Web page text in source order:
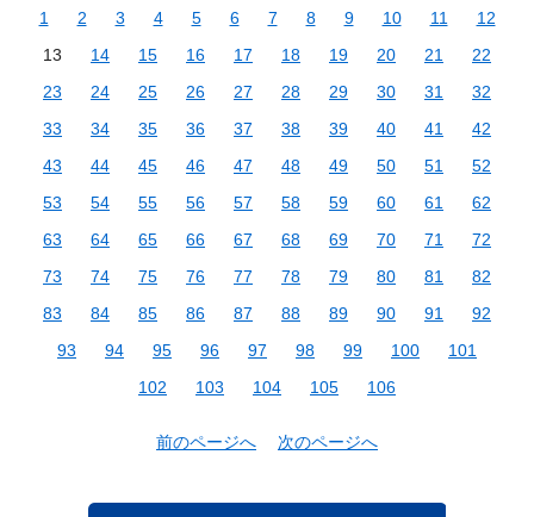
1 2 3 4 5 6 7 8 9 10 11
12
13
14 15 16 17 18 19 20 21
22
23
24 25 26 27 28 29 30 31
32
33
34 35 36 37 38 39 40 41
42
43
44 45 46 47 48 49 50 51
52
53
54 55 56 57 58 59 60 61
62
63
64 65 66 67 68 69 70 71
72
73
74 75 76 77 78 79 80 81
82
83
84 85 86 87 88 89 90 91
92
93
94 95 96 97 98 99 100
101
102
103 104 105 106
前のページへ 次のページへ